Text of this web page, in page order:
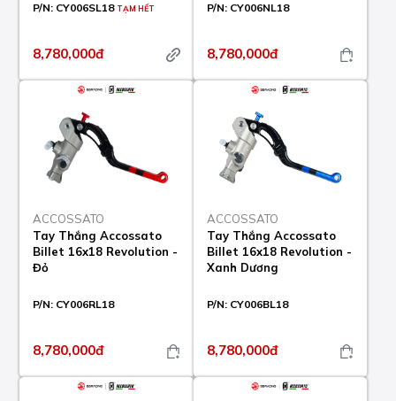
P/N: CY006SL18 TẠM HẾT
8,780,000đ
P/N: CY006NL18
8,780,000đ
ACCOSSATO
Tay Thắng Accossato
Billet 16x18 Revolution -
Đỏ
P/N: CY006RL18
8,780,000đ
ACCOSSATO
Tay Thắng Accossato
Billet 16x18 Revolution -
Xanh Dương
P/N: CY006BL18
8,780,000đ